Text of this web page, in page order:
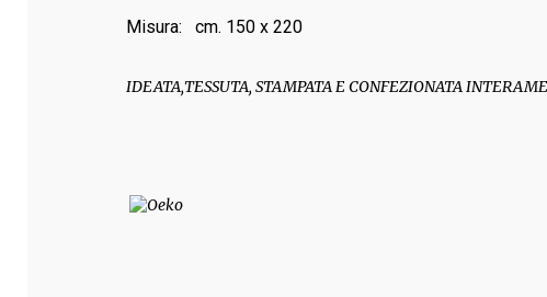
Misura: cm. 150 x 220
IDEATA,TESSUTA, STAMPATA E CONFEZIONATA